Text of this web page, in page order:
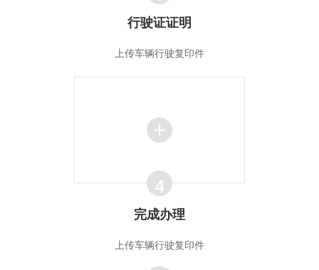
行驶证证明
上传车辆行驶复印件
4
完成办理
上传车辆行驶复印件